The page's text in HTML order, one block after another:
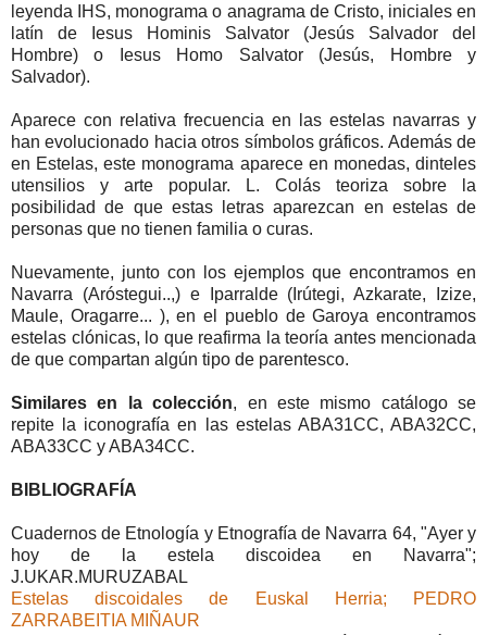
leyenda IHS, monograma o anagrama de Cristo, iniciales en
latín de Iesus Hominis Salvator (Jesús Salvador del
Hombre) o Iesus Homo Salvator (Jesús, Hombre y
Salvador).
Aparece con relativa frecuencia en las estelas navarras y
han evolucionado hacia otros símbolos gráficos. Además de
en Estelas, este monograma aparece en monedas, dinteles
utensilios y arte popular. L. Colás teoriza sobre la
posibilidad de que estas letras aparezcan en estelas de
personas que no tienen familia o curas.
Nuevamente, junto con los ejemplos que encontramos en
Navarra (Aróstegui..,) e Iparralde (Irútegi, Azkarate, Izize,
Maule, Oragarre... ), en el pueblo de Garoya encontramos
estelas clónicas, lo que reafirma la teoría antes mencionada
de que compartan algún tipo de parentesco.
Similares en la colección, en este mismo catálogo se
repite la iconografía en las estelas ABA31CC, ABA32CC,
ABA33CC y ABA34CC.
BIBLIOGRAFÍA
Cuadernos de Etnología y Etnografía de Navarra 64, "Ayer y
hoy de la estela discoidea en Navarra";
J.UKAR.MURUZABAL
Estelas discoidales de Euskal Herria; PEDRO
ZARRABEITIA MIÑAUR